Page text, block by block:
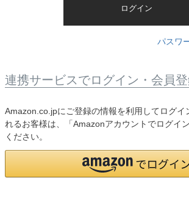
ログイン
パスワ
連携サービスでログイン・会員
Amazon.co.jpにご登録の情報を利用してログイ
れるお客様は、「Amazonアカウントでログイ
ください。